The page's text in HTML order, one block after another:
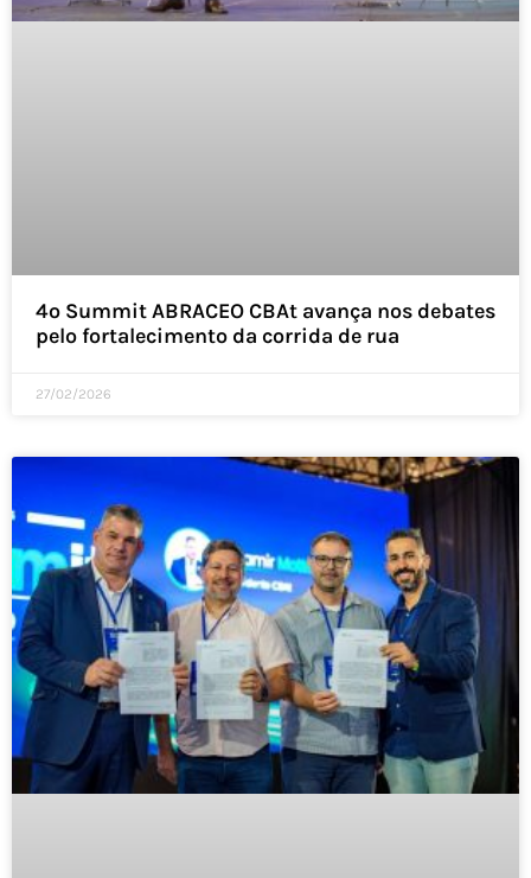
4º Summit ABRACEO CBAt avança nos debates
pelo fortalecimento da corrida de rua
27/02/2026